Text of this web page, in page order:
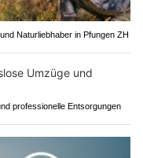
Naturliebhaber in Pfungen ZH
professionelle Entsorgungen